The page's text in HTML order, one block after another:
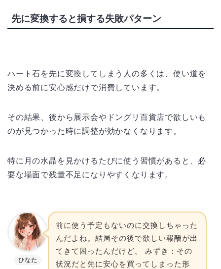
先に変換すると損する失敗パターン
ハート石を先に変換してしまう人の多くは、使い道を
決める前に安心感だけで消費しています。
その結果、後から展示会やドングリ百貨店で欲しいも
のが見つかった時に調整が効かなくなります。
特に月の水晶を見かけるたびに使う習慣があると、必
要な場面で残量不足になりやすくなります。
ひなた
前に使う予定もないのに交換しちゃった
んだよね。結局その後で欲しい報酬が出
てきて困ったんだけど。 みずき：その
状況だと先に安心を買ってしまった形